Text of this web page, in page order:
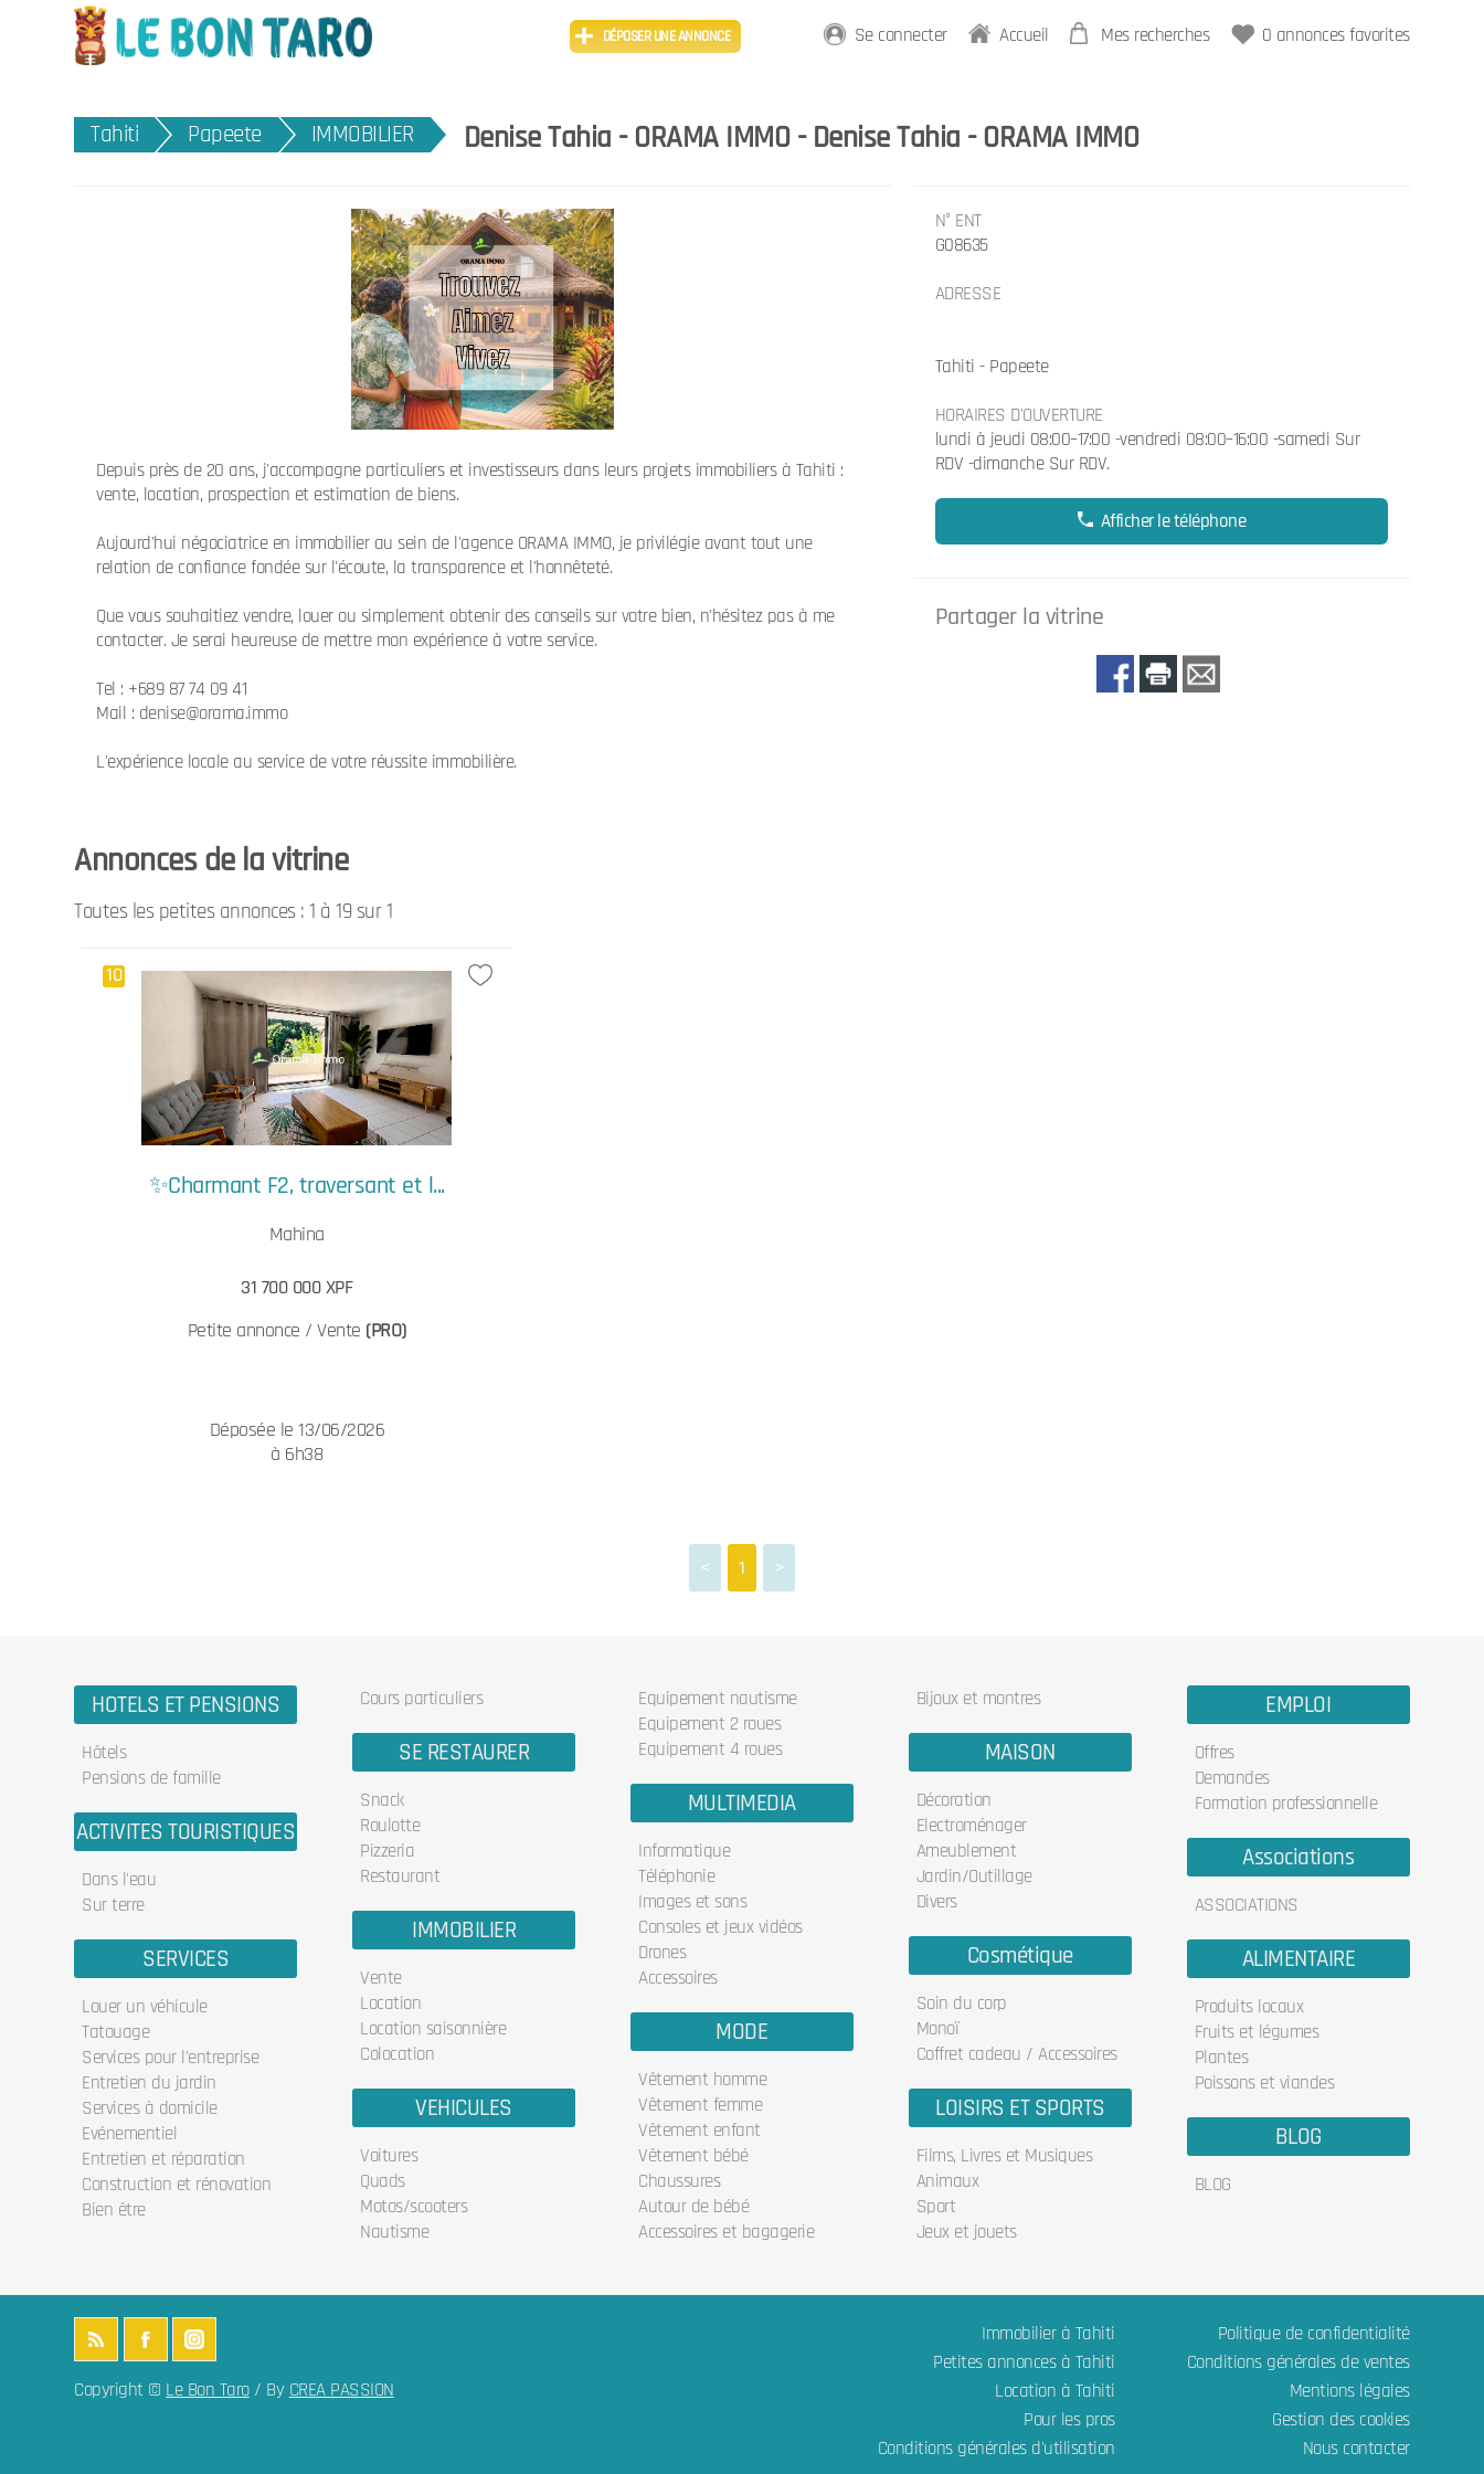
DÉPOSER UNE ANNONCE Se connecter Accueil Mes recherches 0 annonces favorites
Tahiti Papeete IMMOBILIER Denise Tahia - ORAMA IMMO- Denise Tahia - ORAMA IMMO
Depuis près de 20 ans, j'accompagne particuliers et investisseurs dans leurs projets immobiliers à Tahiti :
vente, location, prospection et estimation de biens.
Aujourd'hui négociatrice en immobilier au sein de l'agence ORAMA IMMO, je privilégie avant tout une
relation de confiance fondée sur l'écoute, la transparence et l'honnêteté.
Que vous souhaitiez vendre, louer ou simplement obtenir des conseils sur votre bien, n'hésitez pas à me
contacter. Je serai heureuse de mettre mon expérience à votre service.
Tel : +689 87 74 09 41
Mail : denise@orama.immo
L'expérience locale au service de votre réussite immobilière.
N° ENT
G08635
ADRESSE
Tahiti - Papeete
HORAIRES D'OUVERTURE
lundi à jeudi 08:00–17:00 -vendredi 08:00–16:00 -samedi Sur
RDV -dimanche Sur RDV.
Afficher le téléphone
Partager la vitrine
Annonces de la vitrine
Toutes les petites annonces : 1 à19sur1
10
✨Charmant F2, traversant et l...
Mahina
31 700 000 XPF
Petite annonce / Vente (PRO)
Déposée le 13/06/2026
à 6h38
< 1 >
HOTELS ET PENSIONS
Hôtels
Pensions de famille
ACTIVITES TOURISTIQUES
Dans l'eau
Sur terre
SERVICES
Louer un véhicule
Tatouage
Services pour l'entreprise
Entretien du jardin
Services à domicile
Evénementiel
Entretien et réparation
Construction et rénovation
Bien être
Cours particuliers
SE RESTAURER
Snack
Roulotte
Pizzeria
Restaurant
IMMOBILIER
Vente
Location
Location saisonnière
Colocation
VEHICULES
Voitures
Quads
Motos/scooters
Nautisme
Equipement nautisme
Equipement 2 roues
Equipement 4 roues
MULTIMEDIA
Informatique
Téléphonie
Images et sons
Consoles et jeux vidéos
Drones
Accessoires
MODE
Vêtement homme
Vêtement femme
Vêtement enfant
Vêtement bébé
Chaussures
Autour de bébé
Accessoires et bagagerie
Bijoux et montres
MAISON
Décoration
Electroménager
Ameublement
Jardin/Outillage
Divers
Cosmétique
Soin du corp
Monoï
Coffret cadeau / Accessoires
LOISIRS ET SPORTS
Films, Livres et Musiques
Animaux
Sport
Jeux et jouets
EMPLOI
Offres
Demandes
Formation professionnelle
Associations
ASSOCIATIONS
ALIMENTAIRE
Produits locaux
Fruits et légumes
Plantes
Poissons et viandes
BLOG
BLOG
Copyright © Le Bon Taro/ By CREA PASSION
Immobilier à Tahiti
Petites annonces à Tahiti
Location à Tahiti
Pour les pros
Conditions générales d'utilisation
Politique de confidentialité
Conditions générales de ventes
Mentions légales
Gestion des cookies
Nous contacter